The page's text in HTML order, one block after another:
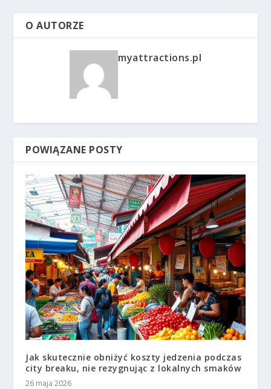
O AUTORZE
myattractions.pl
POWIĄZANE POSTY
Jak skutecznie obniżyć koszty jedzenia podczas
city breaku, nie rezygnując z lokalnych smaków
26 maja 2026